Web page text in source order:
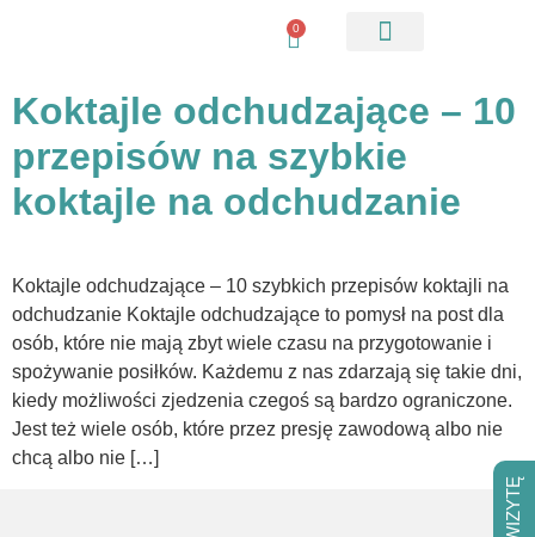
0
Koktajle odchudzające – 10
przepisów na szybkie
koktajle na odchudzanie
Koktajle odchudzające – 10 szybkich przepisów koktajli na
odchudzanie Koktajle odchudzające to pomysł na post dla
osób, które nie mają zbyt wiele czasu na przygotowanie i
spożywanie posiłków. Każdemu z nas zdarzają się takie dni,
kiedy możliwości zjedzenia czegoś są bardzo ograniczone.
Jest też wiele osób, które przez presję zawodową albo nie
chcą albo nie […]